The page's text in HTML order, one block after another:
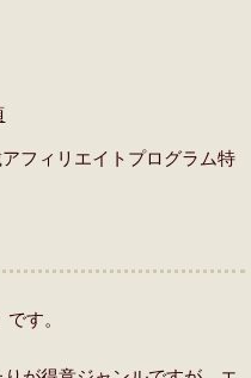
フィリエイトプログラム特
す。